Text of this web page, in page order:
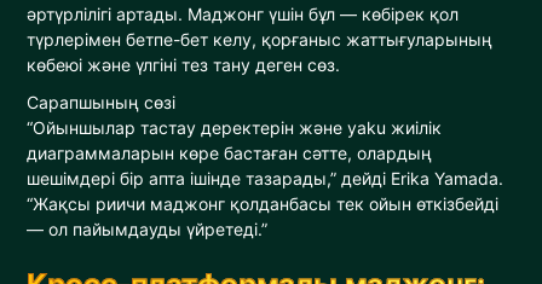
әртүрлілігі артады. Маджонг үшін бұл — көбірек қол
түрлерімен бетпе-бет келу, қорғаныс жаттығуларының
көбеюі және үлгіні тез тану деген сөз.
Сарапшының сөзі
“Ойыншылар тастау деректерін және yaku жиілік
диаграммаларын көре бастаған сәтте, олардың
шешімдері бір апта ішінде тазарады,” дейді Erika Yamada.
“Жақсы риичи маджонг қолданбасы тек ойын өткізбейді
— ол пайымдауды үйретеді.”